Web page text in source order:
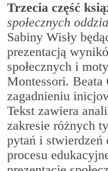
Trzecia część
społecznych
Sabiny Wisły
prezentacją
społecznych i
Montessori. Beata
zagadnieniu
Tekst zawiera
zakresie różnych
pytań i stwierdzeń
procesu